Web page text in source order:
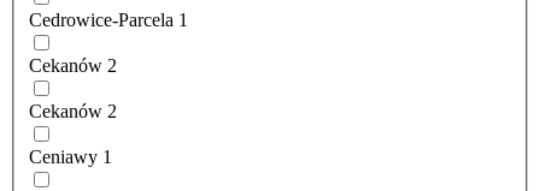
Cedrowice-Parcela 1
Cekanów 2
Cekanów 2
Ceniawy 1